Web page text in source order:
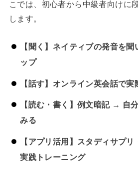
こでは、初心者から中級者向けに
します。
【聞く】ネイティブの発音を
ップ
【話す】オンライン英会話で
【読む・書く】例文暗記 → 自
みる
【アプリ活用】スタディサプ
実践トレーニング